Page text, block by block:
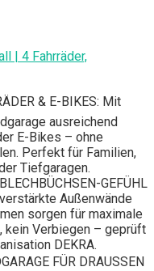
| 4 Fahrräder,
& E-BIKES: Mit
ausreichend
E-Bikes – ohne
Perfekt für Familien,
Tiefgaragen.
GEFÜHL
Außenwände
sorgen für maximale
kein Verbiegen – geprüft
DEKRA.
FÜR DRAUSSEN